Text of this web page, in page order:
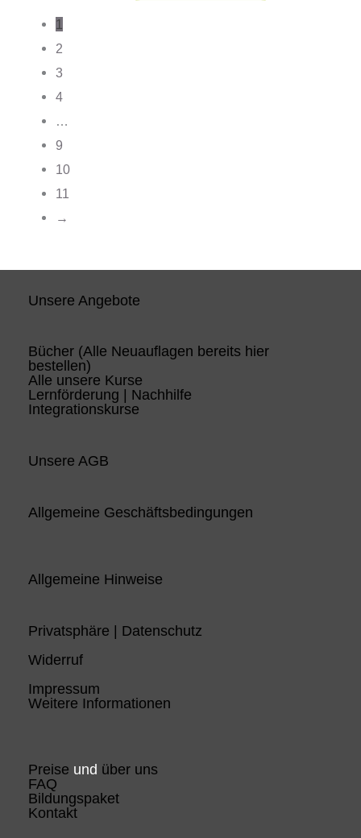
1
2
3
4
…
9
10
11
→
Unsere Angebote
Bücher (Alle Neuauflagen bereits hier
bestellen)
Alle unsere Kurse
Lernförderung | Nachhilfe
Integrationskurse
Unsere AGB
Allgemeine Geschäftsbedingungen
Allgemeine Hinweise
Privatsphäre | Datenschutz
Widerruf
Impressum
Weitere Informationen
Preise und über uns
FAQ
Bildungspaket
Kontakt